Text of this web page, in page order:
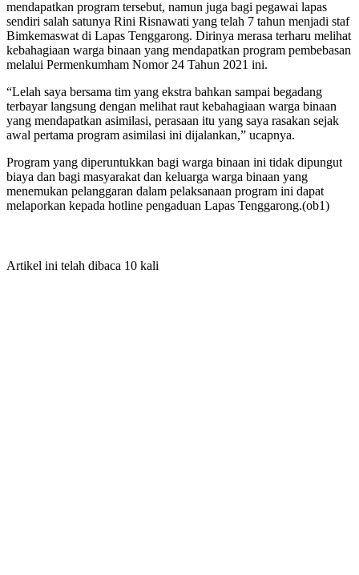
mendapatkan program tersebut, namun juga bagi pegawai lapas
sendiri salah satunya Rini Risnawati yang telah 7 tahun menjadi staf
Bimkemaswat di Lapas Tenggarong. Dirinya merasa terharu melihat
kebahagiaan warga binaan yang mendapatkan program pembebasan
melalui Permenkumham Nomor 24 Tahun 2021 ini.
“Lelah saya bersama tim yang ekstra bahkan sampai begadang
terbayar langsung dengan melihat raut kebahagiaan warga binaan
yang mendapatkan asimilasi, perasaan itu yang saya rasakan sejak
awal pertama program asimilasi ini dijalankan,” ucapnya.
Program yang diperuntukkan bagi warga binaan ini tidak dipungut
biaya dan bagi masyarakat dan keluarga warga binaan yang
menemukan pelanggaran dalam pelaksanaan program ini dapat
melaporkan kepada hotline pengaduan Lapas Tenggarong.(ob1)
Artikel ini telah dibaca 10 kali